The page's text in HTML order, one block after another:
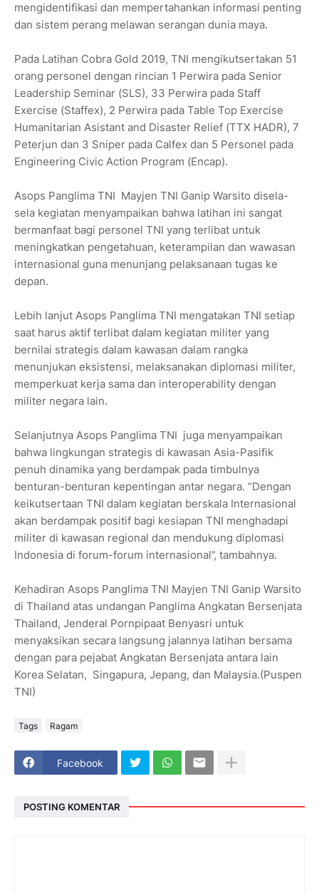
mengidentifikasi dan mempertahankan informasi penting
dan sistem perang melawan serangan dunia maya.
Pada Latihan Cobra Gold 2019, TNI mengikutsertakan 51
orang personel dengan rincian 1 Perwira pada Senior
Leadership Seminar (SLS), 33 Perwira pada Staff
Exercise (Staffex), 2 Perwira pada Table Top Exercise
Humanitarian Asistant and Disaster Relief (TTX HADR), 7
Peterjun dan 3 Sniper pada Calfex dan 5 Personel pada
Engineering Civic Action Program (Encap).
Asops Panglima TNI Mayjen TNI Ganip Warsito disela-
sela kegiatan menyampaikan bahwa latihan ini sangat
bermanfaat bagi personel TNI yang terlibat untuk
meningkatkan pengetahuan, keterampilan dan wawasan
internasional guna menunjang pelaksanaan tugas ke
depan.
Lebih lanjut Asops Panglima TNI mengatakan TNI setiap
saat harus aktif terlibat dalam kegiatan militer yang
bernilai strategis dalam kawasan dalam rangka
menunjukan eksistensi, melaksanakan diplomasi militer,
memperkuat kerja sama dan interoperability dengan
militer negara lain.
Selanjutnya Asops Panglima TNI juga menyampaikan
bahwa lingkungan strategis di kawasan Asia-Pasifik
penuh dinamika yang berdampak pada timbulnya
benturan-benturan kepentingan antar negara. “Dengan
keikutsertaan TNI dalam kegiatan berskala Internasional
akan berdampak positif bagi kesiapan TNI menghadapi
militer di kawasan regional dan mendukung diplomasi
Indonesia di forum-forum internasional”, tambahnya.
Kehadiran Asops Panglima TNI Mayjen TNI Ganip Warsito
di Thailand atas undangan Panglima Angkatan Bersenjata
Thailand, Jenderal Pornpipaat Benyasri untuk
menyaksikan secara langsung jalannya latihan bersama
dengan para pejabat Angkatan Bersenjata antara lain
Korea Selatan, Singapura, Jepang, dan Malaysia.(Puspen
TNI)
Tags Ragam
Facebook
POSTING KOMENTAR